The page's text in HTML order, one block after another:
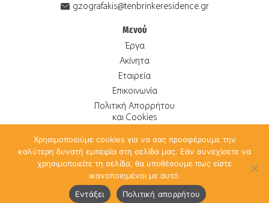
gzografakis@tenbrinkeresidence.gr
Μενού
Έργα
Ακίνητα
Εταιρεία
Επικοινωνία
Πολιτική Απορρήτου
και Cookies
© 2026 Ten Brinke Οικιστική Α.Ε. ALL RIGHTS RESERVED.
CREATED BYANTONIS PAPADAKIS.
Ελληνικά English(Αγγλικά
Χρησιμοποιούμε cookies για να σας προσφέρουμε την
καλύτερη δυνατή εμπειρία στη σελίδα μας. Εάν συνεχίσετε να
χρησιμοποιείτε τη σελίδα, θα υποθέσουμε πως είστε
ικανοποιημένοι με αυτό.
Εντάξει
Πολιτική απορρήτου